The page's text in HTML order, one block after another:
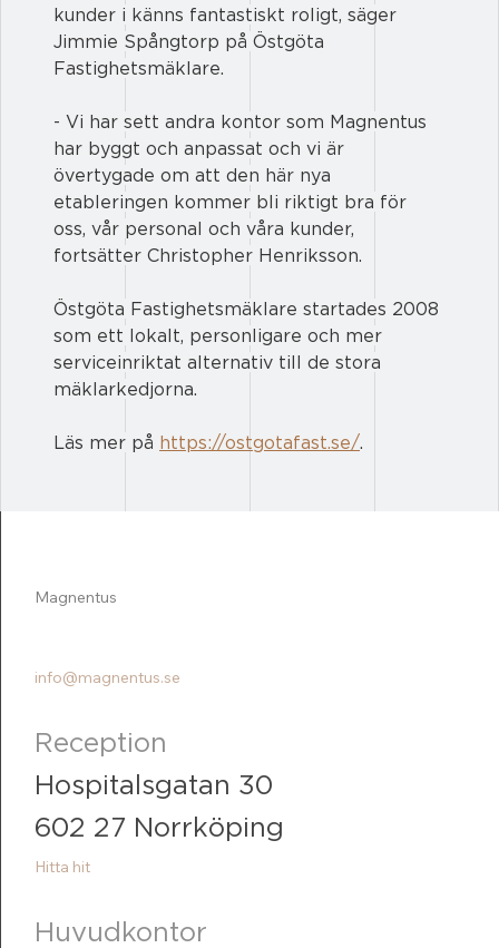
kunder i känns fantastiskt roligt, säger
Jimmie Spångtorp på Östgöta
Fastighetsmäklare.
- Vi har sett andra kontor som Magnentus
har byggt och anpassat och vi är
övertygade om att den här nya
etableringen kommer bli riktigt bra för
oss, vår personal och våra kunder,
fortsätter Christopher Henriksson.
Östgöta Fastighetsmäklare startades 2008
som ett lokalt, personligare och mer
serviceinriktat alternativ till de stora
mäklarkedjorna.
Läs mer på https://ostgotafast.se/.
Magnentus
info@magnentus.se
Reception
Hospitalsgatan 30
602 27 Norrköping
Hitta hit
Huvudkontor